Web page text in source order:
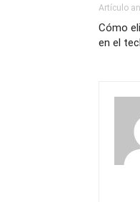
Artículo
Cómo
en el